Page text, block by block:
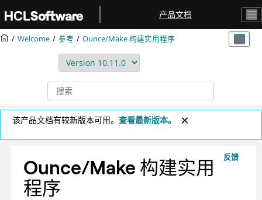
产品文档
Welcome 参考 Ounce/Make 构建实用程序
该产品文档有较新版本可用。 查看最新版本。
反馈
Ounce/Make 构建实用
程序